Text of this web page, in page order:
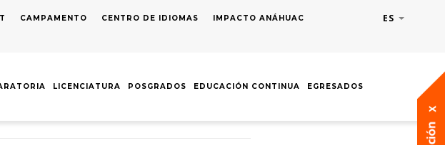
ES Lista
CAMPAMENTO CENTRO DE IDIOMAS
IMPACTO ANÁHUAC
LICENCIATURA POSGRADOS EDUCACIÓN CONTINUA EGRESADOS